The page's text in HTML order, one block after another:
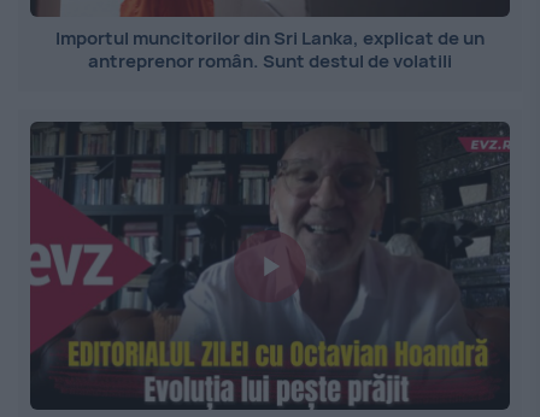
Importul muncitorilor din Sri Lanka, explicat de un
antreprenor român. Sunt destul de volatili